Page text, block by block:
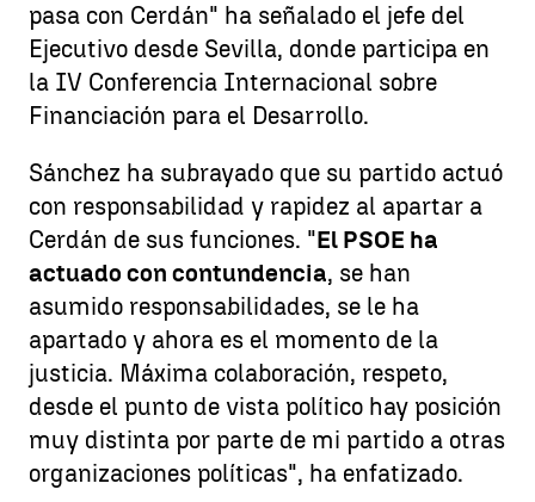
pasa con Cerdán" ha señalado el jefe del
Ejecutivo desde Sevilla, donde participa en
la IV Conferencia Internacional sobre
Financiación para el Desarrollo.
Sánchez ha subrayado que su partido actuó
con responsabilidad y rapidez al apartar a
Cerdán de sus funciones. "El PSOE ha
actuado con contundencia, se han
asumido responsabilidades, se le ha
apartado y ahora es el momento de la
justicia. Máxima colaboración, respeto,
desde el punto de vista político hay posición
muy distinta por parte de mi partido a otras
organizaciones políticas", ha enfatizado.